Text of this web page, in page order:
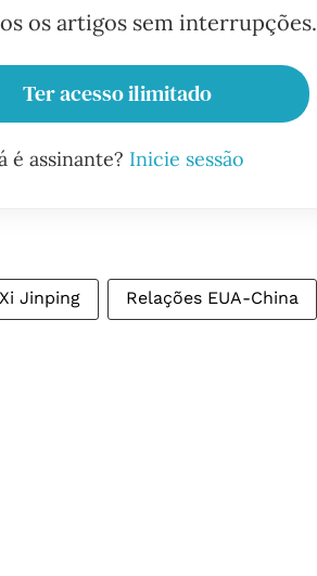
os artigos sem interrupções.
Ter acesso ilimitado
é assinante? Inicie sessão
Xi Jinping Relações EUA-China